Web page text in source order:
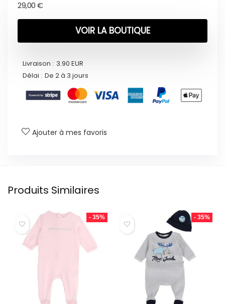
29,00 €
VOIR LA BOUTIQUE
Livraison : 3.90 EUR
Délai : De 2 à 3 jours
Ajouter à mes favoris
Produits Similaires
- 35% - 35%